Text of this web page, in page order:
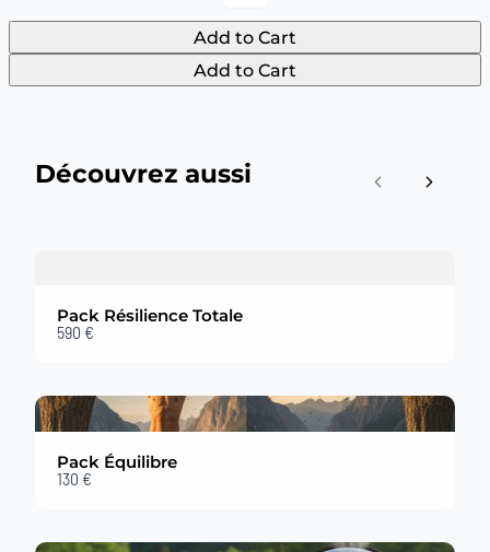
Add to Cart
Add to Cart
Découvrez aussi
PreviousNext
Pack Résilience Totale
590 €
Pack Équilibre
130 €
Write a review
Your rating
Title*
Your review